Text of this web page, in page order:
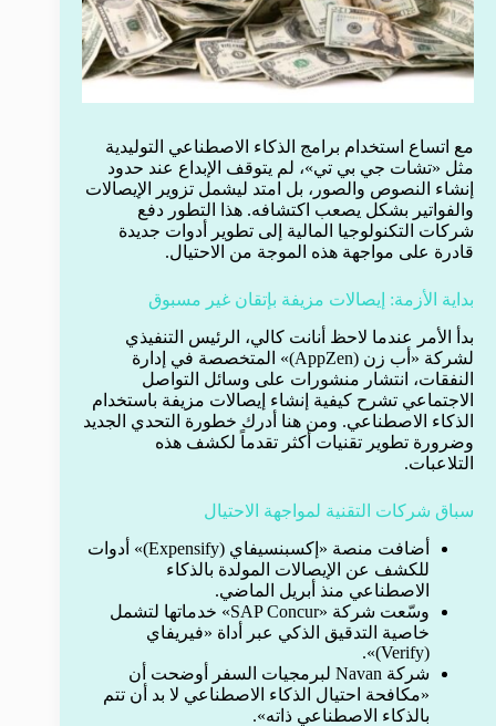
مع اتساع استخدام برامج الذكاء الاصطناعي التوليدية
مثل «تشات جي بي تي»، لم يتوقف الإبداع عند حدود
إنشاء النصوص والصور، بل امتد ليشمل تزوير الإيصالات
والفواتير بشكل يصعب اكتشافه. هذا التطور دفع
شركات التكنولوجيا المالية إلى تطوير أدوات جديدة
قادرة على مواجهة هذه الموجة من الاحتيال.
بداية الأزمة: إيصالات مزيفة بإتقان غير مسبوق
بدأ الأمر عندما لاحظ أنانت كالي، الرئيس التنفيذي
لشركة «أب زن (AppZen)» المتخصصة في إدارة
النفقات، انتشار منشورات على وسائل التواصل
الاجتماعي تشرح كيفية إنشاء إيصالات مزيفة باستخدام
الذكاء الاصطناعي. ومن هنا أدرك خطورة التحدي الجديد
وضرورة تطوير تقنيات أكثر تقدماً لكشف هذه
التلاعبات.
سباق شركات التقنية لمواجهة الاحتيال
أضافت منصة «إكسبنسيفاي (Expensify)» أدوات
للكشف عن الإيصالات المولدة بالذكاء
الاصطناعي منذ أبريل الماضي.
وسّعت شركة «SAP Concur» خدماتها لتشمل
خاصية التدقيق الذكي عبر أداة «فيريفاي
(Verify)».
شركة Navan لبرمجيات السفر أوضحت أن
«مكافحة احتيال الذكاء الاصطناعي لا بد أن تتم
بالذكاء الاصطناعي ذاته».